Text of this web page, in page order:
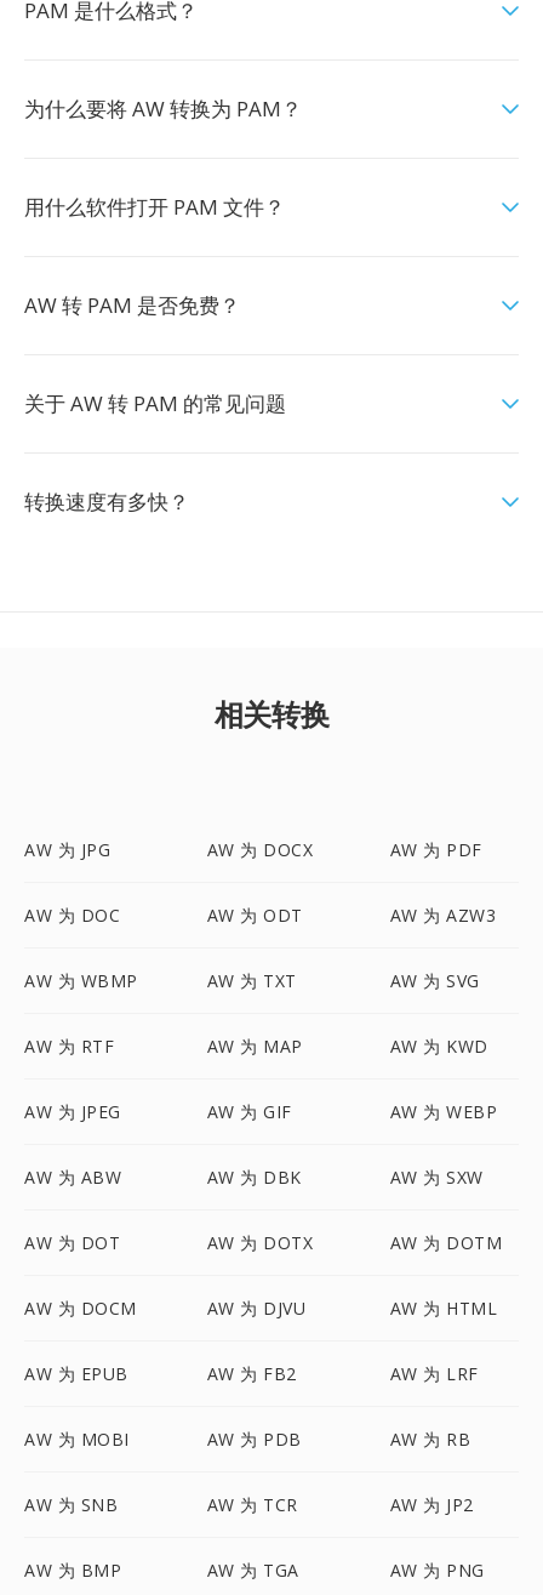
PAM 是什么格式？
为什么要将 AW 转换为 PAM？
用什么软件打开 PAM 文件？
AW 转 PAM 是否免费？
关于 AW 转 PAM 的常见问题
转换速度有多快？
相关转换
AW 为 JPG AW 为 DOCX AW 为 PDF
AW 为 DOC AW 为 ODT AW 为 AZW3
AW 为 WBMP AW 为 TXT AW 为 SVG
AW 为 RTF AW 为 MAP AW 为 KWD
AW 为 JPEG AW 为 GIF AW 为 WEBP
AW 为 ABW AW 为 DBK AW 为 SXW
AW 为 DOT AW 为 DOTX AW 为 DOTM
AW 为 DOCM AW 为 DJVU AW 为 HTML
AW 为 EPUB AW 为 FB2 AW 为 LRF
AW 为 MOBI AW 为 PDB AW 为 RB
AW 为 SNB AW 为 TCR AW 为 JP2
AW 为 BMP AW 为 TGA AW 为 PNG